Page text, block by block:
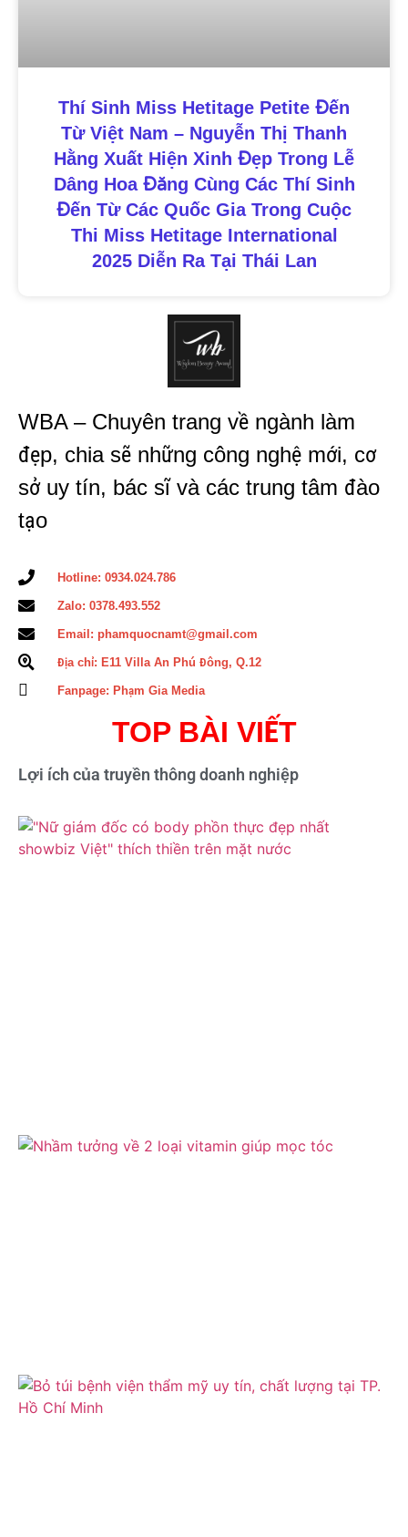
Thí Sinh Miss Hetitage Petite Đến
Từ Việt Nam – Nguyễn Thị Thanh
Hằng Xuất Hiện Xinh Đẹp Trong Lễ
Dâng Hoa Đăng Cùng Các Thí Sinh
Đến Từ Các Quốc Gia Trong Cuộc
Thi Miss Hetitage International
2025 Diễn Ra Tại Thái Lan
WBA – Chuyên trang về ngành làm
đẹp, chia sẽ những công nghệ mới, cơ
sở uy tín, bác sĩ và các trung tâm đào
tạo
Hotline: 0934.024.786
Zalo: 0378.493.552
Email: phamquocnamt@gmail.com
Địa chỉ: E11 Villa An Phú Đông, Q.12
Fanpage: Phạm Gia Media
TOP BÀI VIẾT
Lợi ích của truyền thông doanh nghiệp